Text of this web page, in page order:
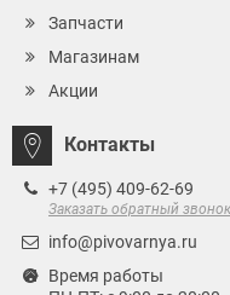
Запчасти
Магазинам
Акции
Контакты
+7 (495) 409-62-69
Заказать обратный звонок
info@pivovarnya.ru
Время работы